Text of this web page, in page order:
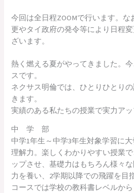
今回は全日程ZOOMで行います。
更やタイ政府の発令等により日程
ざいます。
熱く燃える夏がやってきました。
スです。
ネクサス明倫では、ひとりひとり
きます。
実績のある私たちの授業で実力アッ
中 学 部
中学1年生～中学3年生対象学習に
理解力。楽しくわかりやすい授業
ップさせ、基礎力はもちろん様々
力を養い、2学期以降での飛躍を目
コースでは学校の教科書レベルか